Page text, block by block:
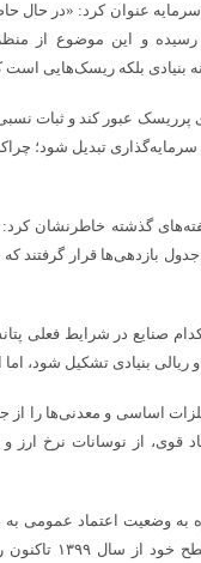
سرمایه عنوان کرد: «در حال
و این موضوع از منظر
بنیادی بلکه ریسک‌هایی است
پرریسک عبور کند و ثبات
سرمایه‌گذاری تبدیل
در صدر جدول بازدهی‌ها قرار
صنایع در شرایط فعلی
ریالی بنیادی تشکیل شود،
اساسی و معدنی‌ها را
قوی، از نوسانات نرخ
به وضعیت اعتماد